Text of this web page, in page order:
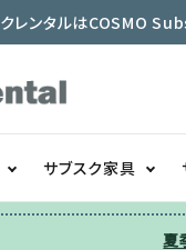
レンタルはCOSMO
サブスク家具
夏